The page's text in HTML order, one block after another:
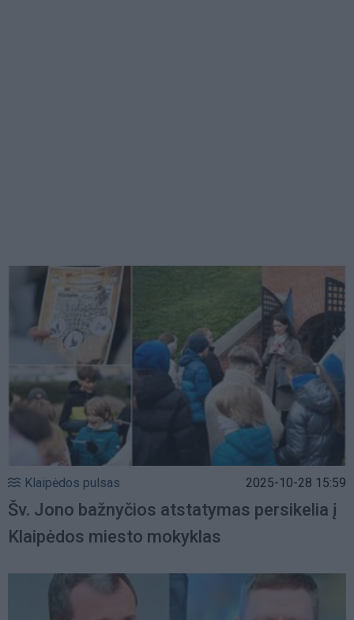
Klaipėdos pulsas 2025-10-28 15:59
Šv. Jono bažnyčios atstatymas persikelia į
Klaipėdos miesto mokyklas